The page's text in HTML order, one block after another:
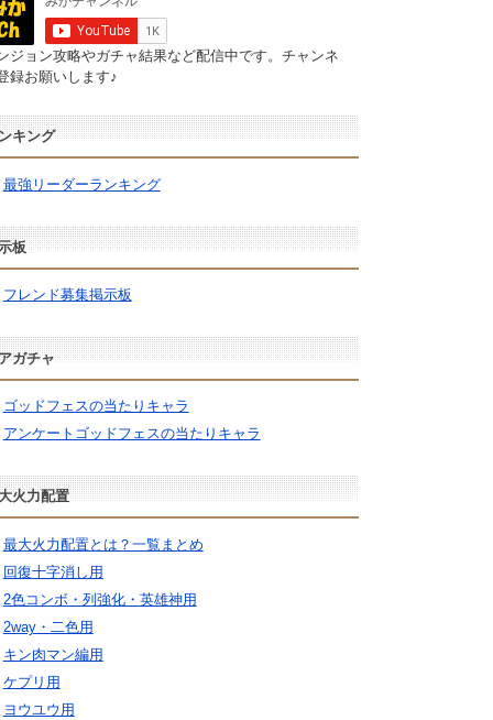
ジョン攻略やガチャ結果など配信中です。チャンネ
録お願いします♪
キング
最強リーダーランキング
板
フレンド募集掲示板
ガチャ
ゴッドフェスの当たりキャラ
アンケートゴッドフェスの当たりキャラ
火力配置
最大火力配置とは？一覧まとめ
回復十字消し用
2色コンボ・列強化・英雄神用
2way・二色用
キン肉マン編用
ケプリ用
ヨウユウ用